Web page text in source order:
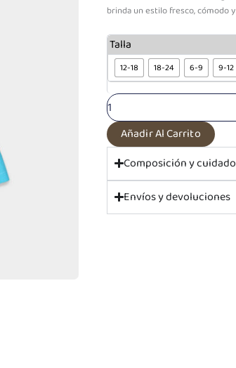
brinda un estilo fresco, cómodo
Talla
12-18 18-24 6-9 9-12
Vestido
manga
corta
Turquesa
Isabella
cantidad
Añadir Al Carrito
Composición y cuidado
Envíos y devoluciones